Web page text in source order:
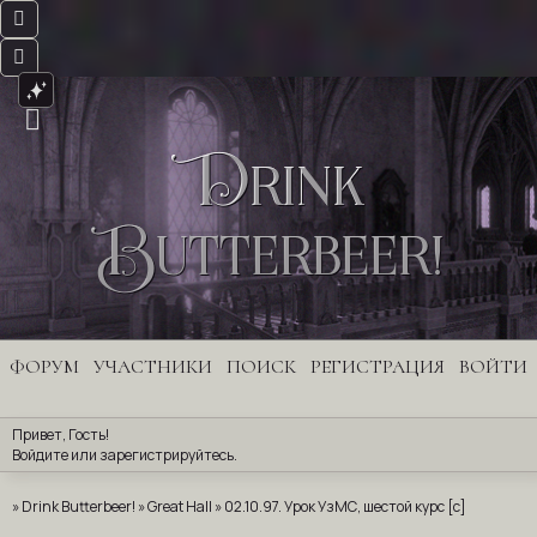
Drink
Butterbeer!
ФОРУМ УЧАСТНИКИ ПОИСК РЕГИСТРАЦИЯ ВОЙТИ
Привет, Гость!
Войдите или зарегистрируйтесь.
»Drink Butterbeer! »Great Hall »02.10.97. Урок УзМС, шестой курс [c]